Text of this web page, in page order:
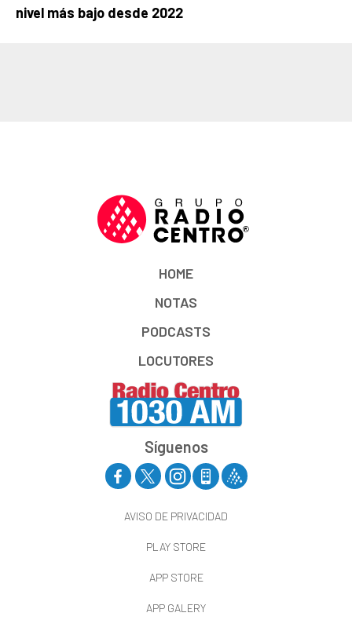
nivel más bajo desde 2022
HOME
NOTAS
PODCASTS
LOCUTORES
Síguenos
AVISO DE PRIVACIDAD
PLAY STORE
APP STORE
APP GALERY